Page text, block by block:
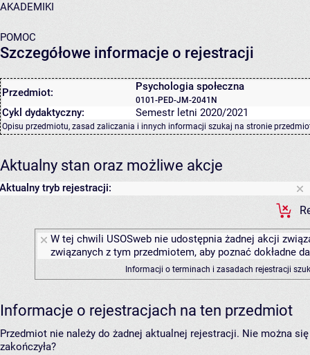
AKADEMIKI
POMOC
Szczegółowe informacje o rejestracji
Przedmiot: Psychologia społeczna
0101-PED-JM-2041N
Cykl dydaktyczny: Semestr letni 2020/2021
Opisu przedmiotu, zasad zaliczania i innych informacji szukaj na stronie
Aktualny stan oraz możliwe akcje
Aktualny tryb rejestracji:
W tej chwili USOSweb nie udostępnia żadnej akcji
związanych z tym przedmiotem, aby poznać dokładne
Informacji o terminach i zasadach rejestracji
Informacje o rejestracjach na ten przedmiot
Przedmiot nie należy do żadnej aktualnej rejestracji. Nie można
zakończyła?